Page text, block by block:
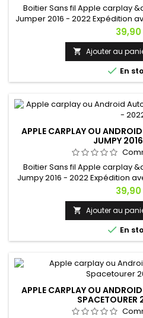
Boitier Sans fil Apple carplay
Jumper 2016 - 2022 Expédition
contacter si vous
Prix
 Ajouter au
 En
APPLE CARPLAY OU
JUMPY
Boitier Sans fil Apple carplay
Jumpy 2016 - 2022 Expédition
contacter si vous
Prix
 Ajouter au
 En
APPLE CARPLAY OU